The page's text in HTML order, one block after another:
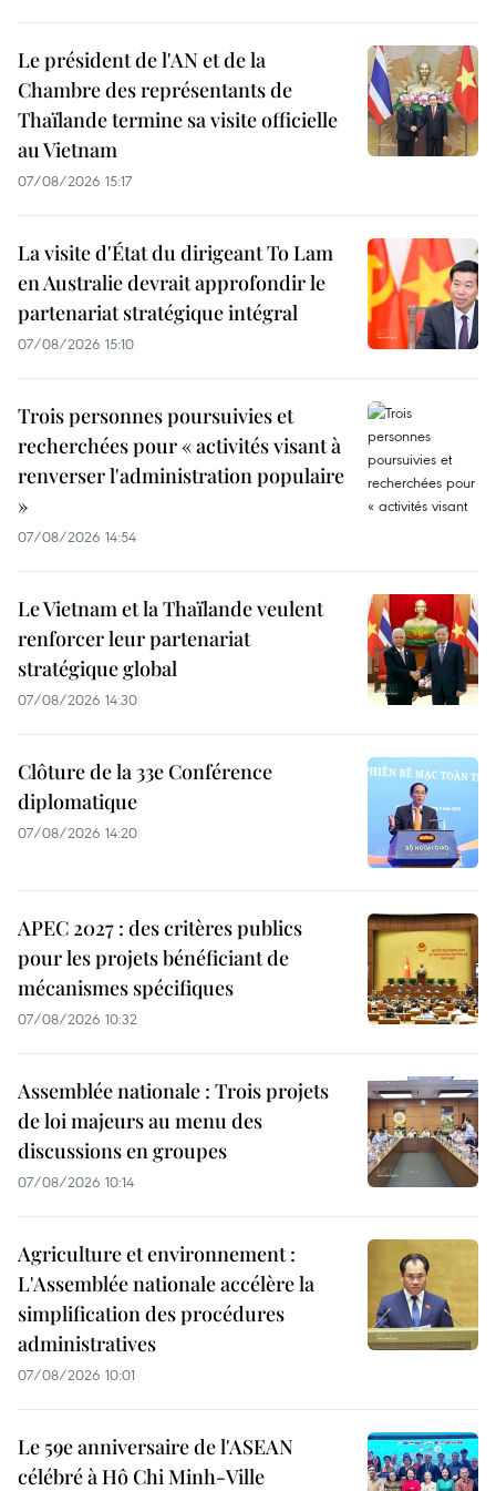
Le président de l'AN et de la
Chambre des représentants de
Thaïlande termine sa visite officielle
au Vietnam
07/08/2026 15:17
La visite d'État du dirigeant To Lam
en Australie devrait approfondir le
partenariat stratégique intégral
07/08/2026 15:10
Trois personnes poursuivies et
recherchées pour « activités visant à
renverser l'administration populaire
»
07/08/2026 14:54
Le Vietnam et la Thaïlande veulent
renforcer leur partenariat
stratégique global
07/08/2026 14:30
Clôture de la 33e Conférence
diplomatique
07/08/2026 14:20
APEC 2027 : des critères publics
pour les projets bénéficiant de
mécanismes spécifiques
07/08/2026 10:32
Assemblée nationale : Trois projets
de loi majeurs au menu des
discussions en groupes
07/08/2026 10:14
Agriculture et environnement :
L'Assemblée nationale accélère la
simplification des procédures
administratives
07/08/2026 10:01
Le 59e anniversaire de l'ASEAN
célébré à Hô Chi Minh-Ville